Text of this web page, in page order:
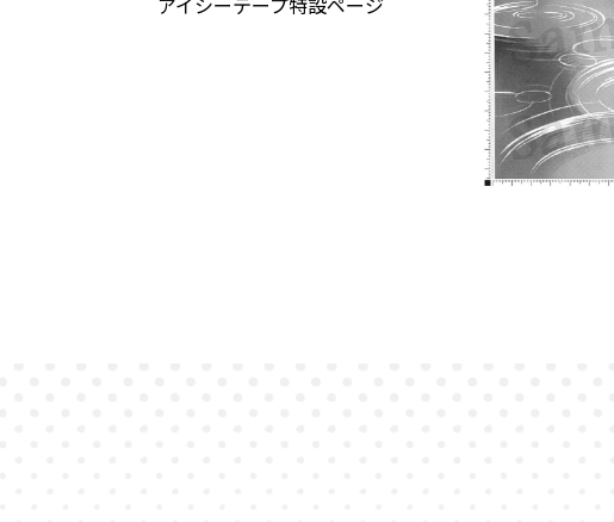
アイシーテープ特設ページ